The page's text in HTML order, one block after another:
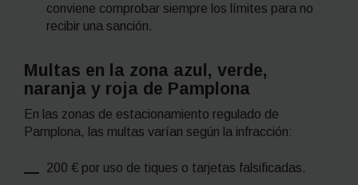
conviene comprobar siempre los límites para no
recibir una sanción.
Multas en la zona azul, verde,
naranja y roja de Pamplona
En las zonas de estacionamiento regulado de
Pamplona, las multas varían según la infracción:
200 € por uso de tiques o tarjetas falsificadas.